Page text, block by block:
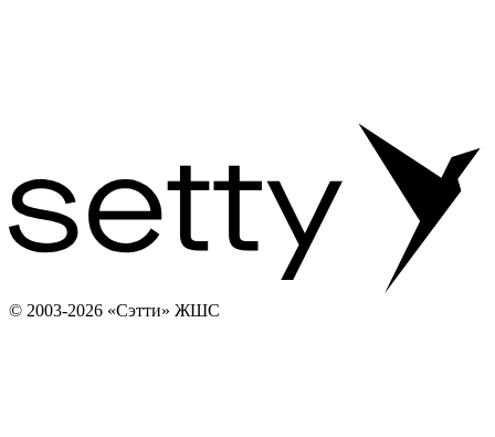
© 2003-2026 «Сэтти» ЖШС